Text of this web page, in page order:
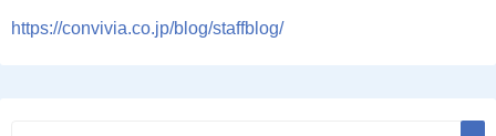
https://convivia.co.jp/blog/staffblog/